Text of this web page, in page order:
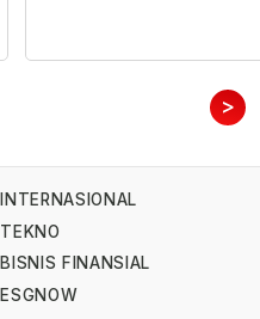
>
INTERNASIONAL
TEKNO
BISNIS FINANSIAL
ESGNOW